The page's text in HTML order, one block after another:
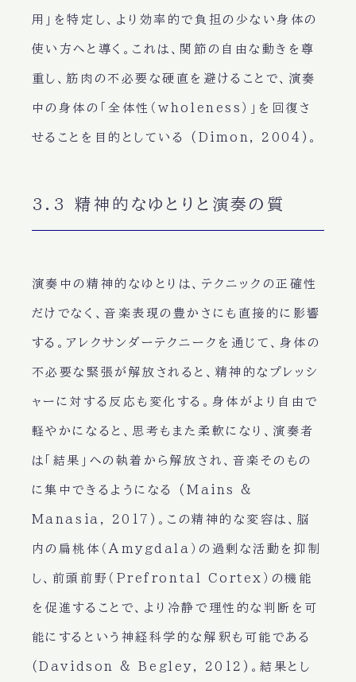
用」を特定し、より効率的で負担の少ない身体の
使い方へと導く。これは、関節の自由な動きを尊
重し、筋肉の不必要な硬直を避けることで、演奏
中の身体の「全体性（wholeness）」を回復さ
せることを目的としている (Dimon, 2004)。
3.3 精神的なゆとりと演奏の質
演奏中の精神的なゆとりは、テクニックの正確性
だけでなく、音楽表現の豊かさにも直接的に影響
する。アレクサンダーテクニークを通じて、身体の
不必要な緊張が解放されると、精神的なプレッシ
ャーに対する反応も変化する。身体がより自由で
軽やかになると、思考もまた柔軟になり、演奏者
は「結果」への執着から解放され、音楽そのもの
に集中できるようになる (Mains &
Manasia, 2017)。この精神的な変容は、脳
内の扁桃体（Amygdala）の過剰な活動を抑制
し、前頭前野（Prefrontal Cortex）の機能
を促進することで、より冷静で理性的な判断を可
能にするという神経科学的な解釈も可能である
(Davidson & Begley, 2012)。結果とし